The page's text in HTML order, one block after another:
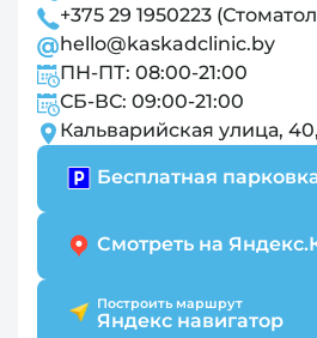
+375 29 1950223
hello@kaskadclinic.by
ПН-ПТ: 08:00-21:00
СБ-ВС: 09:00-21:00
Кальварийская улица,
Бесплатная
Смотреть на
Построить маршрут
Яндекс навигатор